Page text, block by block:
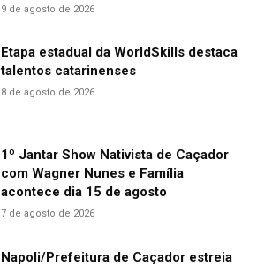
9 de agosto de 2026
Etapa estadual da WorldSkills destaca
talentos catarinenses
8 de agosto de 2026
1º Jantar Show Nativista de Caçador
com Wagner Nunes e Família
acontece dia 15 de agosto
7 de agosto de 2026
Napoli/Prefeitura de Caçador estreia